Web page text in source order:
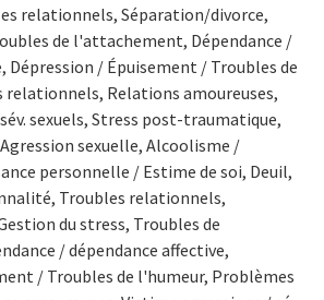
relationnels, Séparation/divorce,
de l'attachement, Dépendance /
Dépression / Épuisement / Troubles de
Relations amoureuses,
sexuels, Stress post-traumatique,
sexuelle, Alcoolisme /
personnelle / Estime de soi, Deuil,
Troubles relationnels,
du stress, Troubles de
/ dépendance affective,
/ Troubles de l'humeur, Problèmes